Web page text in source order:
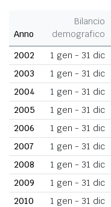
Anno
Bilancio
demografico
2002
1 gen - 31 dic
2003
1 gen - 31 dic
2004
1 gen - 31 dic
2005
1 gen - 31 dic
2006
1 gen - 31 dic
2007
1 gen - 31 dic
2008
1 gen - 31 dic
2009
1 gen - 31 dic
2010
1 gen - 31 dic